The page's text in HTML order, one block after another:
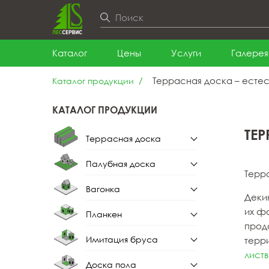
Каталог Цены Услуги Галерея
Каталог продукции Террасная доска –
КАТАЛОГ ПРОДУКЦИИ
Террасная доска
Террасная доска из
лиственницы
Палубная доска
Палубная доска из
лиственницы
Вагонка
Вагонка штиль
лиственницы
Планкен
Планкен прямой
Имитация бруса
Доска пола
их